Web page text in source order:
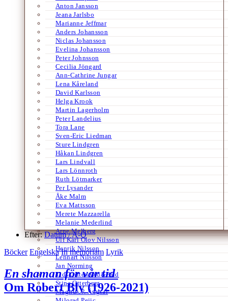
Anton Jansson
Jeana Jarlsbo
Marianne Jeffmar
Anders Johansson
Niclas Johansson
Evelina Johansson
Peter Johnsson
Cecilia Jöngard
Ann-Cathrine Jungar
Lena Kåreland
David Karlsson
Helga Krook
Martin Lagerholm
Peter Landelius
Tora Lane
Sven-Eric Liedman
Sture Lindgren
Håkan Lindgren
Lars Lindvall
Lars Lönnroth
Ruth Lötmarker
Per Lysander
Åke Malm
Eva Mattsson
Merete Mazzarella
Melanie Mederlind
Arne Melberg
Ulf Karl Olov Nilsson
Henrik Nilsson
Lennart Nilsson
Jan Norming
Tidskriften Ord&Bild
Stina Otterberg
Magnus P. Ängsal
Efter:Datum /A-Ö
Böcker Engelska In memoriam Lyrik
En shaman för vår tid
Om Robert Bly (1926-2021)